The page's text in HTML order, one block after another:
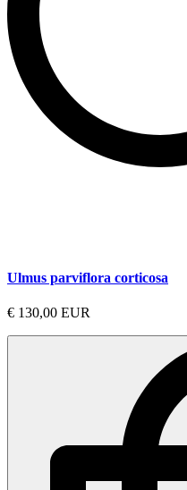
Ulmus parviflora corticosa
€ 130,00 EUR